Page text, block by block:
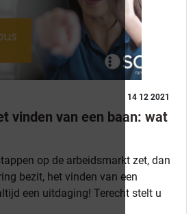
14 12 2021
vinden van een baan: wat
op de arbeidsmarkt zet, dan
bezit, het vinden van een
een uitdaging! Terecht stelt u